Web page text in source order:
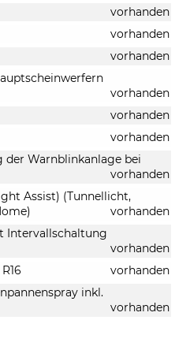
vorhanden
vorhanden
vorhanden
vorhanden
vorhanden
vorhanden
Warnblinkanlage bei
vorhanden
Assist) (Tunnellicht,
vorhanden
Intervallschaltung
vorhanden
vorhanden
inkl.
vorhanden